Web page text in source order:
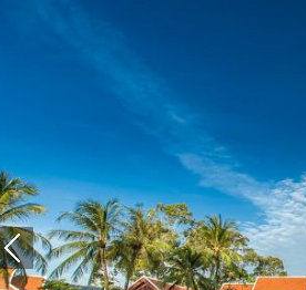
+66 61 440 04